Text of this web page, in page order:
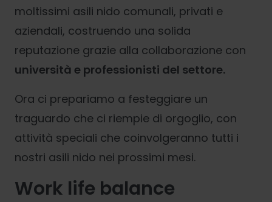
moltissimi asili nido comunali, privati e
aziendali, costruendo una solida
reputazione grazie alla collaborazione con
università e professionisti del settore.
Ora ci prepariamo a festeggiare un
traguardo che ci riempie di orgoglio, con
attività speciali che coinvolgeranno tutti i
nostri asili nido nei prossimi mesi.
Work life balance